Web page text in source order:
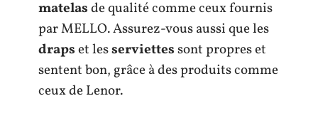
matelasde qualité comme ceux fournis
par MELLO. Assurez-vous aussi que les
drapset lesserviettessont propres et
sentent bon, grâce à des produits comme
ceux de Lenor.